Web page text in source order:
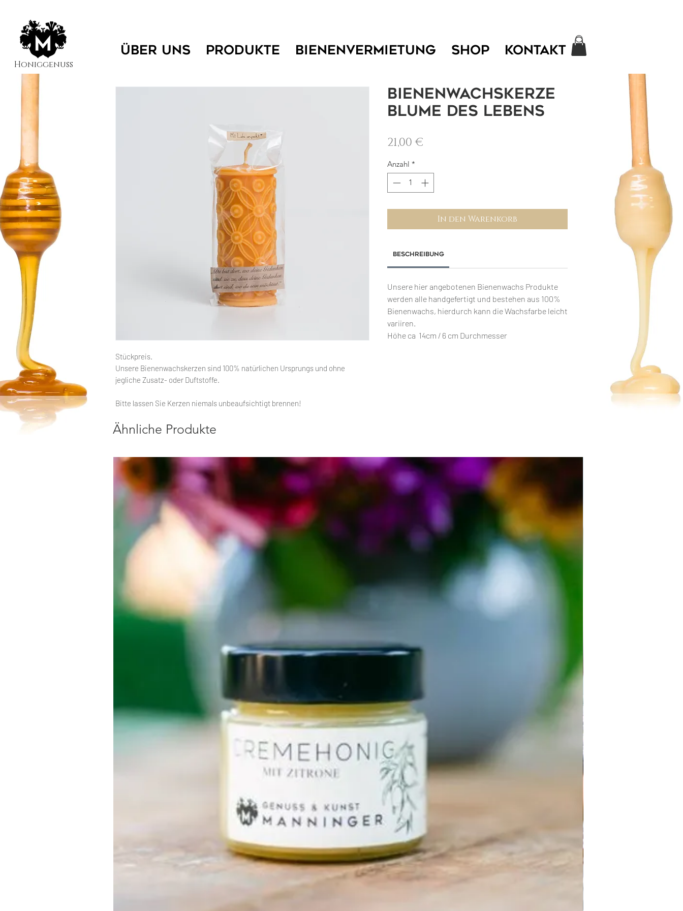
Honiggenuss
ÜBER UNS PRODUKTE BIENENVERMIETUNG SHOP KONTAKT
Stückpreis.
Unsere Bienenwachskerzen sind 100% natürlichen Ursprungs und ohne
jegliche Zusatz- oder Duftstoffe.
Bitte lassen Sie Kerzen niemals unbeaufsichtigt brennen!
Bienenwachskerze
Blume des Lebens
21,00 €
Anzahl *
In den Warenkorb
Beschreibung
Unsere hier angebotenen Bienenwachs Produkte
werden alle handgefertigt und bestehen aus 100%
Bienenwachs, hierdurch kann die Wachsfarbe leicht
variiren.
Höhe ca 14cm / 6 cm Durchmesser
Ähnliche Produkte